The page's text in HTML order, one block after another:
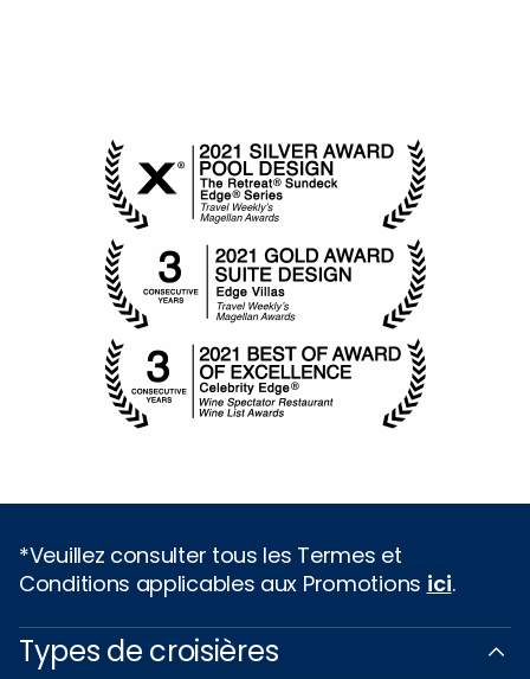
*Veuillez consulter tous les Termes et
Conditions applicables aux Promotions ici.
Types de croisières